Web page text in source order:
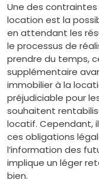
Une des
location est la
en attendant les
le processus de
prendre du temps,
supplémentaire
immobilier à la
préjudiciable pour
souhaitent
locatif. Cependant,
ces obligations
l’information des
implique un léger
bien.